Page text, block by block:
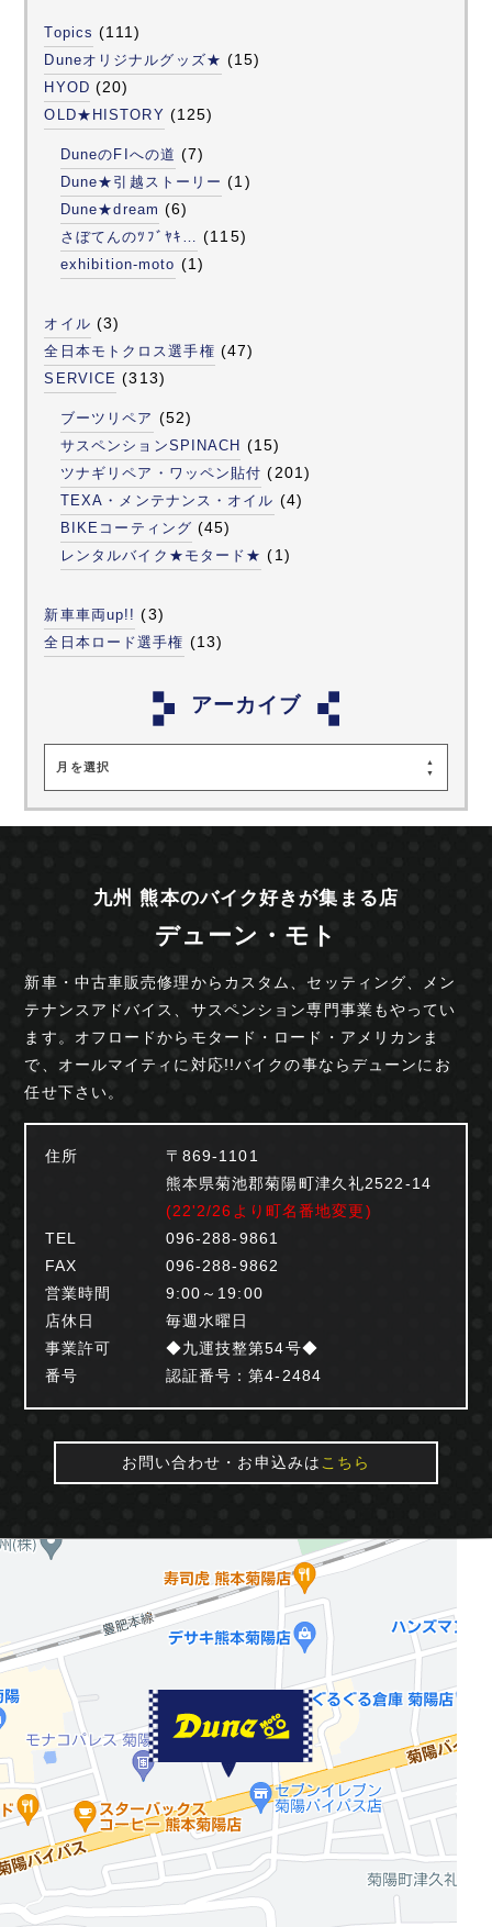
Topics (111)
Duneオリジナルグッズ★ (15)
HYOD (20)
OLD★HISTORY (125)
DuneのFIへの道 (7)
Dune★引越ストーリー (1)
Dune★dream (6)
さぼてんのﾂﾌﾞﾔｷ… (115)
exhibition-moto (1)
オイル (3)
全日本モトクロス選手権 (47)
SERVICE (313)
ブーツリペア (52)
サスペンションSPINACH (15)
ツナギリペア・ワッペン貼付 (201)
TEXA・メンテナンス・オイル (4)
BIKEコーティング (45)
レンタルバイク★モタード★ (1)
新車車両up!! (3)
全日本ロード選手権 (13)
アーカイブ
月を選択
九州 熊本のバイク好きが集まる店
デューン・モト
新車・中古車販売修理からカスタム、セッティング、
メン
テナンスアドバイス、サスペンション専門事業もやってい
ます。オフロードからモタード・ロード・ アメリカンま
で、オールマイティに対応!!バイクの事ならデューンにお
任せ下さい。
住所
〒869-1101
熊本県菊池郡菊陽町津久礼2522-14
(22'2/26より町名番地変更)
TEL
096-288-9861
FAX
096-288-9862
営業時間
9:00～19:00
店休日
毎週水曜日
事業許可
番号
◆九運技整第54号◆
認証番号：第4-2484
お問い合わせ・お申込みは こちら